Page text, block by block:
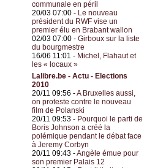
communale en péril
20/03 07:00 - Le nouveau
président du RWF vise un
premier élu en Brabant wallon
02/03 07:00 - Girboux sur la liste
du bourgmestre
16/06 11:01 - Michel, Flahaut et
les « locaux »
Lalibre.be - Actu - Elections
2010
20/11 09:56 -A Bruxelles aussi,
on proteste contre le nouveau
film de Polanski
20/11 09:53 - Pourquoi le parti de
Boris Johnson a créé la
polémique pendant le débat face
à Jeremy Corbyn
20/11 09:43 -Angèle émue pour
son premier Palais 12